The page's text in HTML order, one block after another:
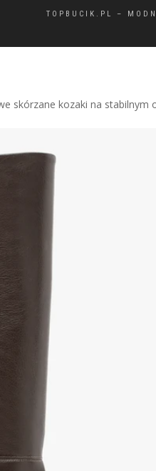
TOPBUCIK.PL –
skórzane kozaki na stabilnym